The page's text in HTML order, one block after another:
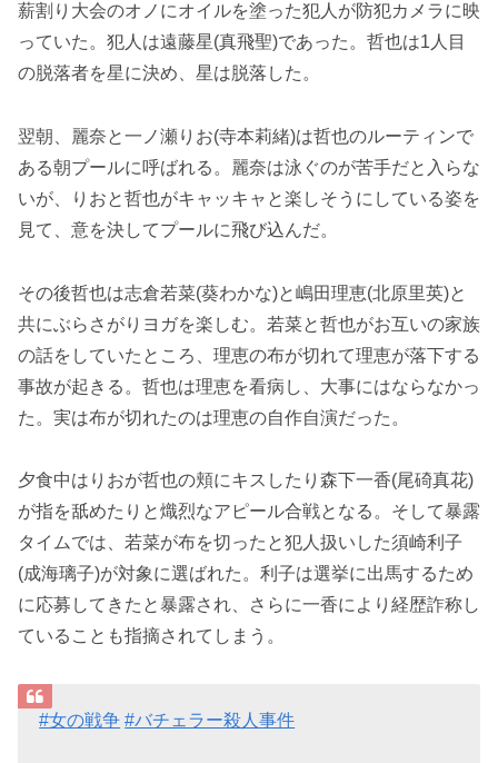
薪割り大会のオノにオイルを塗った犯人が防犯カメラに映
っていた。犯人は遠藤星(真飛聖)であった。哲也は1人目
の脱落者を星に決め、星は脱落した。
翌朝、麗奈と一ノ瀬りお(寺本莉緒)は哲也のルーティンで
ある朝プールに呼ばれる。麗奈は泳ぐのが苦手だと入らな
いが、りおと哲也がキャッキャと楽しそうにしている姿を
見て、意を決してプールに飛び込んだ。
その後哲也は志倉若菜(葵わかな)と嶋田理恵(北原里英)と
共にぶらさがりヨガを楽しむ。若菜と哲也がお互いの家族
の話をしていたところ、理恵の布が切れて理恵が落下する
事故が起きる。哲也は理恵を看病し、大事にはならなかっ
た。実は布が切れたのは理恵の自作自演だった。
夕食中はりおが哲也の頬にキスしたり森下一香(尾碕真花)
が指を舐めたりと熾烈なアピール合戦となる。そして暴露
タイムでは、若菜が布を切ったと犯人扱いした須崎利子
(成海璃子)が対象に選ばれた。利子は選挙に出馬するため
に応募してきたと暴露され、さらに一香により経歴詐称し
ていることも指摘されてしまう。
#女の戦争 #バチェラー殺人事件